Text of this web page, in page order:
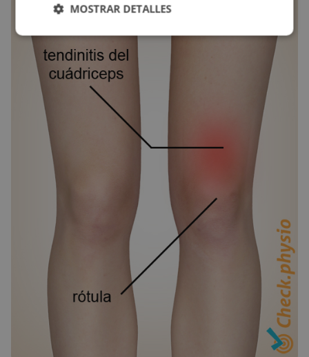
MOSTRAR DETALLES